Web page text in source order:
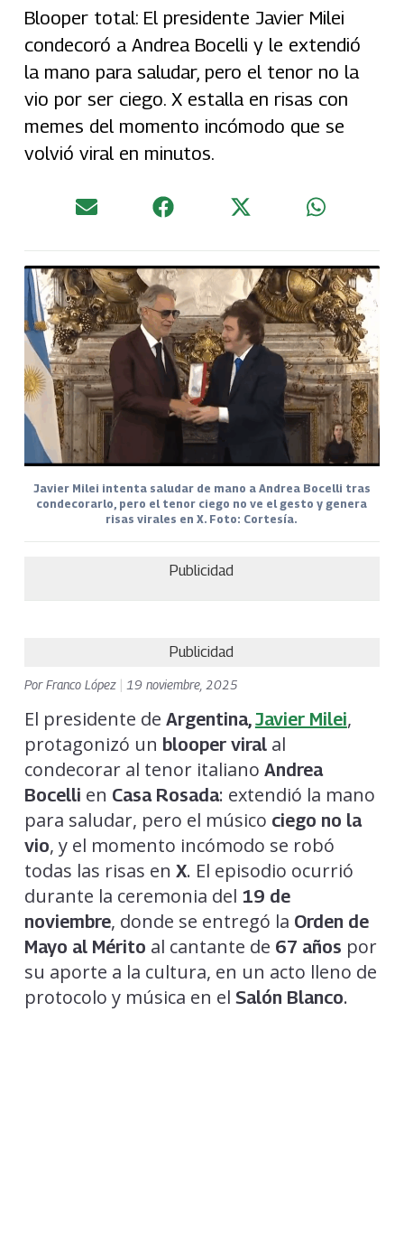
Blooper total: El presidente Javier Milei
condecoró a Andrea Bocelli y le extendió
la mano para saludar, pero el tenor no la
vio por ser ciego. X estalla en risas con
memes del momento incómodo que se
volvió viral en minutos.
Javier Milei intenta saludar de mano a Andrea Bocelli tras
condecorarlo, pero el tenor ciego no ve el gesto y genera
risas virales en X. Foto: Cortesía.
Publicidad
Publicidad
PorFranco López 19 noviembre, 2025
El presidente de Argentina,Javier Milei,
protagonizó un blooper viralal
condecorar al tenor italiano Andrea
Bocelli en Casa Rosada: extendió la mano
para saludar, pero el músico ciego no la
vio, y el momento incómodo se robó
todas las risas en X. El episodio ocurrió
durante la ceremonia del 19 de
noviembre, donde se entregó la Orden de
Mayo al Mérito al cantante de 67 años por
su aporte a la cultura, en un acto lleno de
protocolo y música en el Salón Blanco.